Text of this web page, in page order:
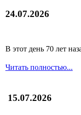
24.07.2026
В этот день 70 лет
Читать полностью...
15.07.2026